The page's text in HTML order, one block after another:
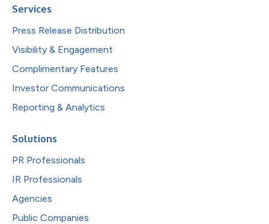
Services
Press Release Distribution
Visibility & Engagement
Complimentary Features
Investor Communications
Reporting & Analytics
Solutions
PR Professionals
IR Professionals
Agencies
Public Companies